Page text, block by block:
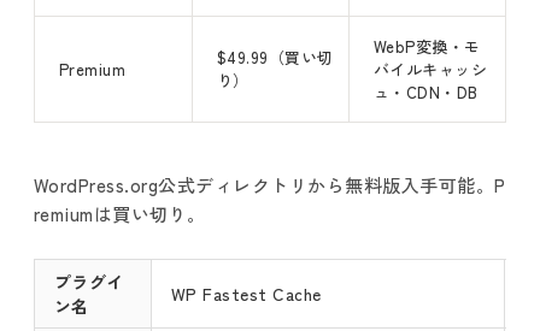
Premium
$49.99（買い切
り）
WebP変換・モ
バイルキャッシ
ュ・CDN・DB
WordPress.org公式ディレクトリから無料版入手可能。P
remiumは買い切り。
プラグイ
ン名
WP Fastest Cache